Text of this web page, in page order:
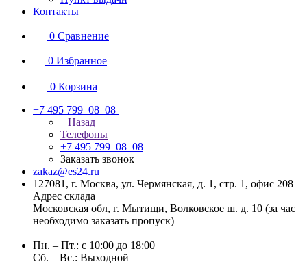
Контакты
0 Сравнение
0 Избранное
0 Корзина
+7 495 799–08–08
Назад
Телефоны
+7 495 799–08–08
Заказать звонок
zakaz@es24.ru
127081, г. Москва, ул. Чермянская, д. 1, стр. 1, офис 208
Адрес склада
Московская обл, г. Мытищи, Волковское ш. д. 10 (за час
необходимо заказать пропуск)
Пн. – Пт.: с 10:00 до 18:00
Сб. – Вс.: Выходной